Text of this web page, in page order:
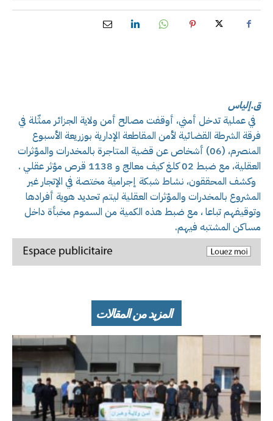
ق.إلياس
في عملية تدخل أمني، أوقفت مصالح أمن ولاية الجزائر ممثّلة في
فرقة الشرطة القضائية لأمن المقاطعة الإدارية بوزريعة الأسبوع
المنصرم، (06) أشخاص عن قضية المتاجرة بالمخدرات والمؤثرات
العقلية، مع ضبط 02 كلغ كيف معالج و 1138 قرص مؤثر عقلي .
وكشف المحققون، نشاط شبكة إجرامية مختصة في الإتجار غير
المشروع بالمخدرات والمؤثرات العقلية ليتم تحديد هوية أفرادها
وتوقيفهم تباعا ، مع ضبط هذه الكمية من السموم مخبأة داخل
مساكن المشتبه فيهم.
المزيد من المقالات